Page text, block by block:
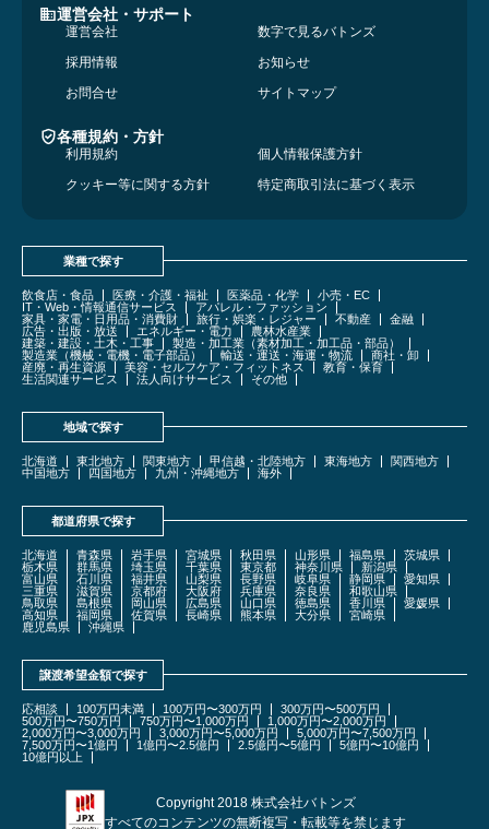
運営会社・サポート
運営会社
数字で見るバトンズ
採用情報
お知らせ
お問合せ
サイトマップ
各種規約・方針
利用規約
個人情報保護方針
クッキー等に関する方針
特定商取引法に基づく表示
業種で探す
飲食店・食品 医療・介護・福祉 医薬品・化学
小売・EC
IT・Web・情報通信サービス
アパレル・ファッション
家具・家電・日用品・消費財
旅行・娯楽・レジャー 不動産
金融
広告・出版・放送
エネルギー・電力
農林水産業
建築・建設・土木・工事
製造・加工業（素材加工・加工品・部品）
製造業（機械・電機・電子部品）
輸送・運送・海運・物流
商社・卸
産廃・再生資源
美容・セルフケア・フィットネス
教育・保育
生活関連サービス
法人向けサービス その他
地域で探す
北海道 東北地方 関東地方 甲信越・北陸地方 東海地方
関西地方
中国地方
四国地方 九州・沖縄地方 海外
都道府県で探す
北海道 青森県 岩手県 宮城県 秋田県 山形県 福島県
茨城県
栃木県
群馬県 埼玉県 千葉県 東京都 神奈川県
新潟県
富山県
石川県 福井県 山梨県 長野県 岐阜県 静岡県
愛知県
三重県
滋賀県 京都府 大阪府 兵庫県 奈良県
和歌山県
鳥取県
島根県 岡山県 広島県 山口県 徳島県 香川県
愛媛県
高知県
福岡県 佐賀県 長崎県 熊本県 大分県
宮崎県
鹿児島県
沖縄県
譲渡希望金額で探す
応相談 100万円未満 100万円〜300万円
300万円〜500万円
500万円〜750万円
750万円〜1,000万円
1,000万円〜2,000万円
2,000万円〜3,000万円
3,000万円〜5,000万円
5,000万円〜7,500万円
7,500万円〜1億円
1億円〜2.5億円 2.5億円〜5億円
5億円〜10億円
10億円以上
Copyright 2018 株式会社バトンズ
すべてのコンテンツの無断複写・転載等を禁じます